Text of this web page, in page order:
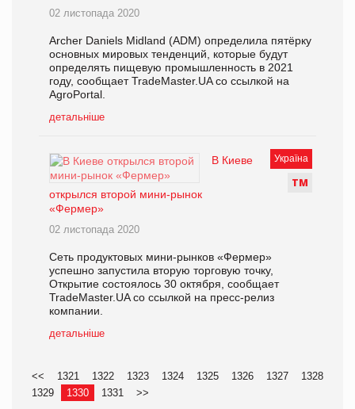
02 листопада 2020
Archer Daniels Midland (ADM) определила пятёрку
основных мировых тенденций, которые будут
определять пищевую промышленность в 2021
году, сообщает TradeMaster.UA со ссылкой на
AgroPortal.
детальніше
Україна
ТМ
В Киеве
открылся второй мини-рынок
«Фермер»
02 листопада 2020
Сеть продуктовых мини-рынков «Фермер»
успешно запустила вторую торговую точку,
Открытие состоялось 30 октября, сообщает
TradeMaster.UA со ссылкой на пресс-релиз
компании.
детальніше
<< 1321 1322 1323 1324 1325 1326 1327
1328
1329
1330 1331 >>